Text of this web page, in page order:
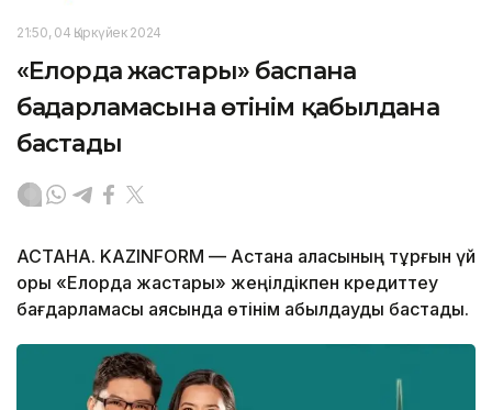
21:50, 04 Қыркүйек 2024
«Елорда жастары» баспана
бағдарламасына өтінім қабылдана
бастады
АСТАНА. KAZINFORM — Астана қаласының тұрғын үй
қоры «Елорда жастары» жеңілдікпен кредиттеу
бағдарламасы аясында өтінім қабылдауды бастады.